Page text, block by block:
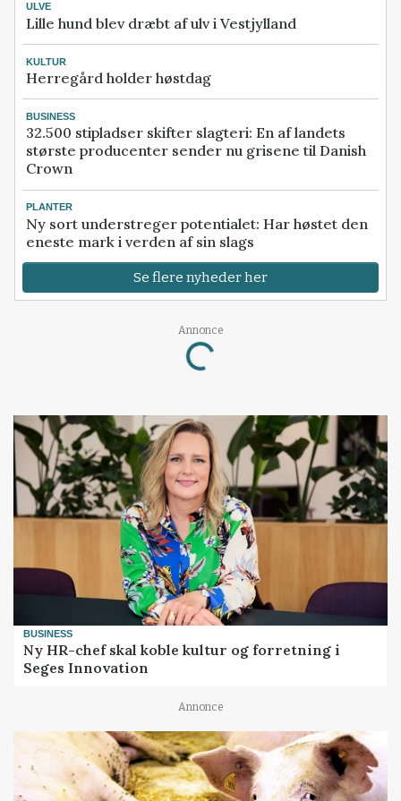
ULVE
Lille hund blev dræbt af ulv i Vestjylland
KULTUR
Herregård holder høstdag
BUSINESS
32.500 stipladser skifter slagteri: En af landets
største producenter sender nu grisene til Danish
Crown
PLANTER
Ny sort understreger potentialet: Har høstet den
eneste mark i verden af sin slags
Se flere nyheder her
Annonce
Loading...
BUSINESS
Ny HR-chef skal koble kultur og forretning i
Seges Innovation
Annonce